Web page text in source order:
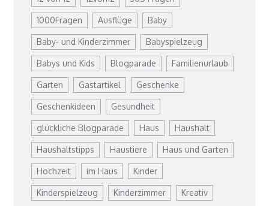
1000Fragen Ausflüge Baby
Baby- und Kinderzimmer Babyspielzeug
Babys und Kids Blogparade Familienurlaub
Garten Gastartikel Geschenke
Geschenkideen Gesundheit
glückliche Blogparade Haus Haushalt
Haushaltstipps Haustiere Haus und Garten
Hochzeit im Haus Kinder
Kinderspielzeug Kinderzimmer Kreativ